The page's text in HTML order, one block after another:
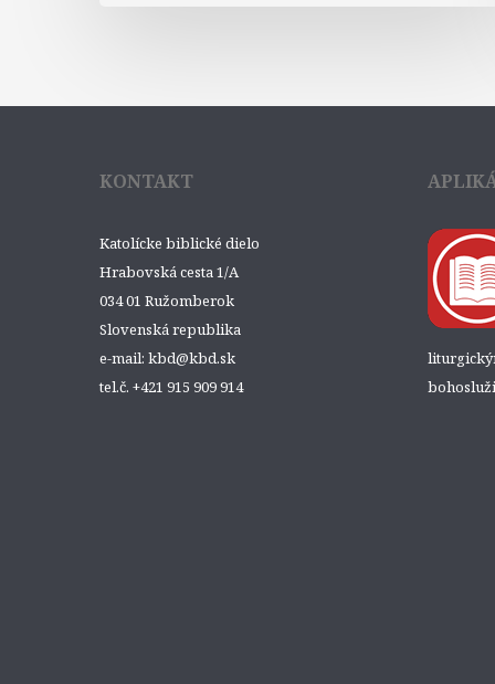
KONTAKT
Katolícke biblické dielo
Hrabovská cesta 1/A
034 01 Ružomberok
Slovenská republika
e-mail: kbd@kbd.sk
tel.č. +421 915 909 914